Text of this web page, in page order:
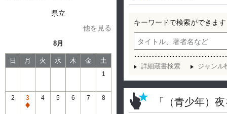
県立
他を見る
8月
日 月 火 水 木 金 土
1
2
3
通
4 5 6 7 8
キーワードで検索ができます
詳細蔵書検索 ジャンル
「（青少年）